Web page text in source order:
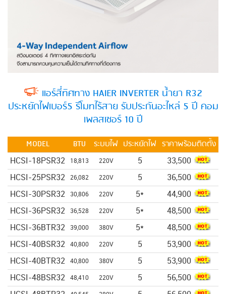
แอร์สี่ทิศทาง HAIER INVERTER น้ำยา R32
ประหยัดไฟเบอร์5 รีโมทไร้สาย รับประกันอะไหล่ 5 ปี คอม
เพลสเซอร์ 10 ปี
MODEL BTU ระบบไฟ ประหยัดไฟ ราคาพร้อมติดตั้ง
HCSI-18PSR32 18,813 220V 5 33,500
HCSI-25PSR32 26,082 220V 5 36,500
HCSI-30PSR32 30,806 220V 5* 44,900
HCSI-36PSR32 36,528 220V 5* 48,500
HCSI-36BTR32 39,000 380V 5* 48,500
HCSI-40BSR32 40,800 220V 5 53,900
HCSI-40BTR32 40,800 380V 5 53,900
HCSI-48BSR32 48,410 220V 5 56,500